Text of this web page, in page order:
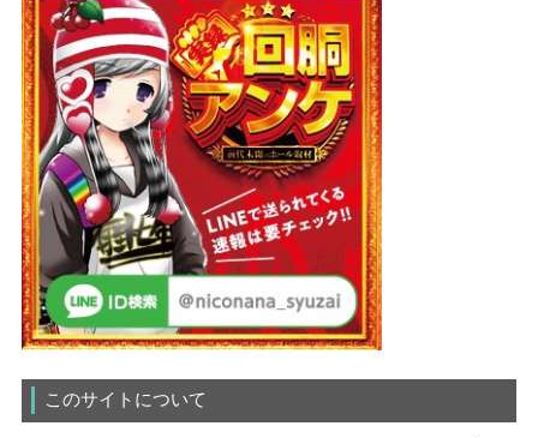
このサイトについて